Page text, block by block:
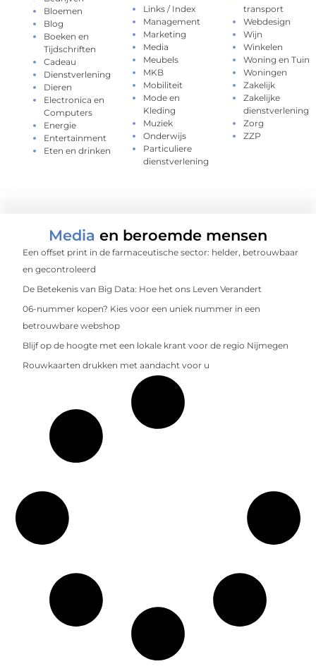
Bloemen
Blog
Boeken en
Tijdschriften
Cadeau
Dienstverlening
Dieren
Electronica en
Computers
Energie
Entertainment
Eten en drinken
Links / Index
Management
Marketing
Media
Meubels
MKB
Mobiliteit
Mode en
Kleding
Muziek
Onderwijs
Particuliere
dienstverlening
transport
Webdesign
Wijn
Winkelen
Woning en Tuin
Woningen
Zakelijk
Zakelijke
dienstverlening
Zorg
ZZP
Media en beroemde mensen
Een offset print in de farmaceutische sector: helder, betrouwbaar
en gecontroleerd
De Betekenis van Big Data: Hoe het ons Leven Verandert
06-nummer kopen? Kies voor een uniek nummer in een
betrouwbare webshop
Blijf op de hoogte met een lokale krant voor de regio Nijmegen
Rouwkaarten drukken met aandacht voor u